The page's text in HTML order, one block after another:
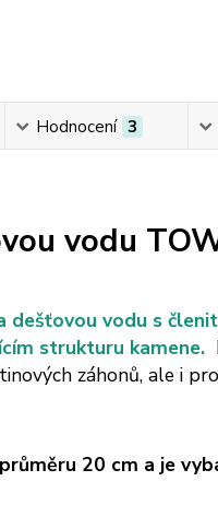
Hodnocení 3
vodu
dešťovou vodu s
strukturu kamene.
záhonů, ale i
20 cm a je